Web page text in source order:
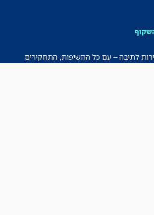
לתיבה – עם כל החשיפות, התחקירים